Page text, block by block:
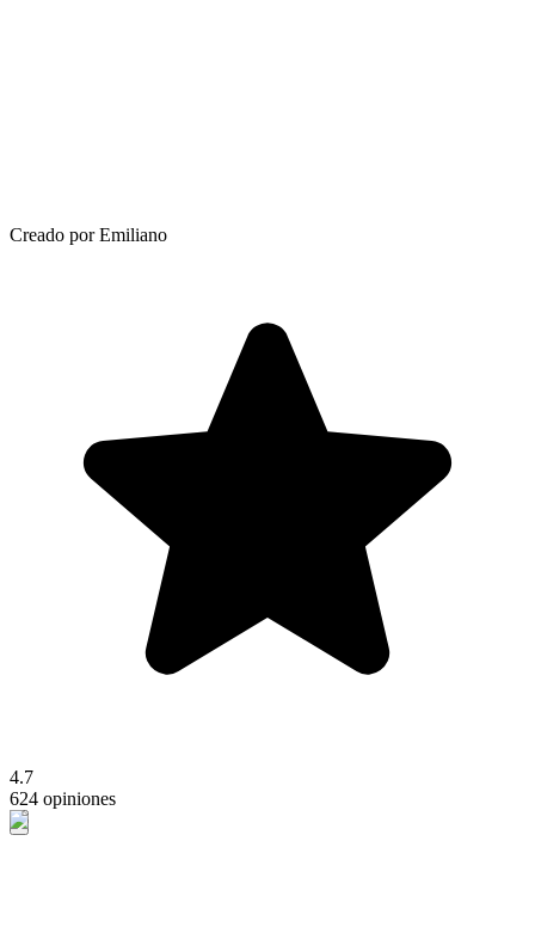
Creado por Emiliano
4.7
624 opiniones